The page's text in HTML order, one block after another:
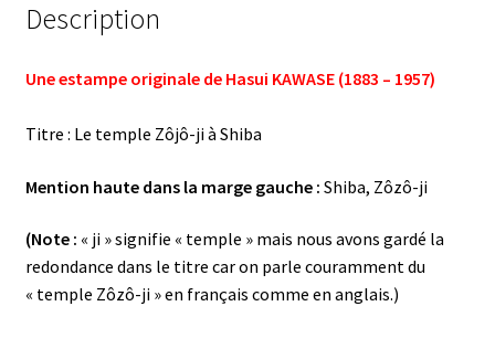
Description
Une estampe originale de Hasui KAWASE (1883 – 1957)
Titre : Le temple Zôjô-ji à Shiba
Mention haute dans la marge gauche : Shiba, Zôzô-ji
(Note : « ji » signifie « temple » mais nous avons gardé la
redondance dans le titre car on parle couramment du
« temple Zôzô-ji » en français comme en anglais.)